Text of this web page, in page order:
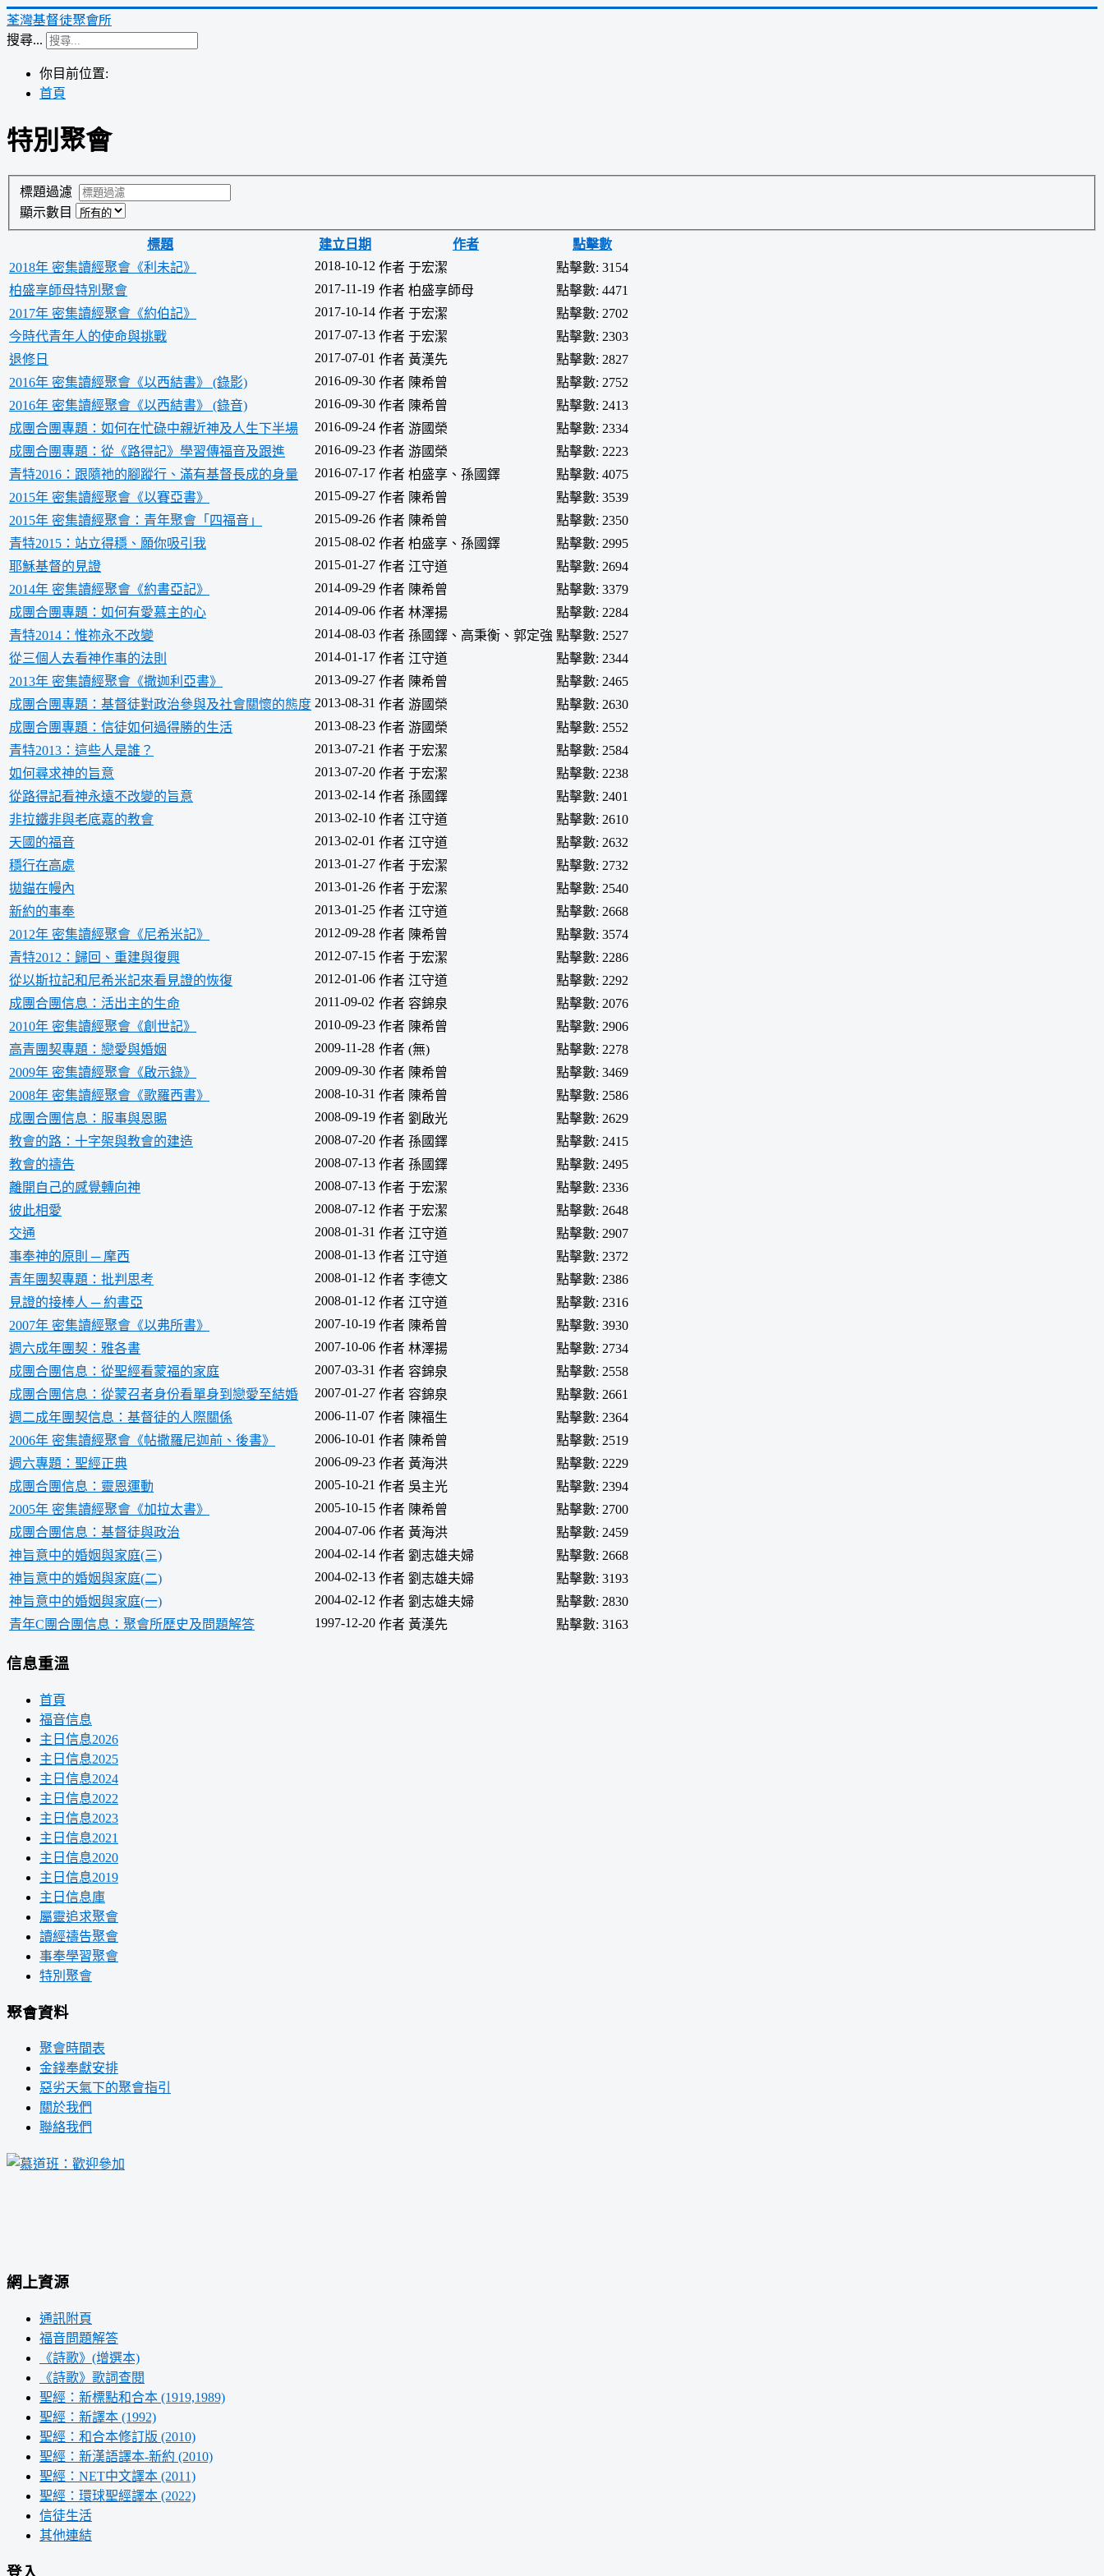
荃灣基督徒聚會所
搜尋...
你目前位置:
首頁
特別聚會
標題過濾
顯示數目
標題 建立日期 作者
點擊數
2018年 密集讀經聚會《利未記》
2018-10-12 作者 于宏潔
點擊數: 3154
柏盛享師母特別聚會
2017-11-19 作者 柏盛享師母
點擊數: 4471
2017年 密集讀經聚會《約伯記》
2017-10-14 作者 于宏潔
點擊數: 2702
今時代青年人的使命與挑戰
2017-07-13 作者 于宏潔
點擊數: 2303
退修日
2017-07-01 作者 黃漢先
點擊數: 2827
2016年 密集讀經聚會《以西結書》 (錄影)
2016-09-30 作者 陳希曾
點擊數: 2752
2016年 密集讀經聚會《以西結書》 (錄音)
2016-09-30 作者 陳希曾
點擊數: 2413
成團合團專題：如何在忙碌中親近神及人生下半場
2016-09-24 作者 游國榮
點擊數: 2334
成團合團專題：從《路得記》學習傳福音及跟進
2016-09-23 作者 游國榮
點擊數: 2223
青特2016：跟隨祂的腳蹤行、滿有基督長成的身量
2016-07-17 作者 柏盛享、孫國鐸
點擊數: 4075
2015年 密集讀經聚會《以賽亞書》
2015-09-27 作者 陳希曾
點擊數: 3539
2015年 密集讀經聚會：青年聚會「四福音」
2015-09-26 作者 陳希曾
點擊數: 2350
青特2015：站立得穩、願你吸引我
2015-08-02 作者 柏盛享、孫國鐸
點擊數: 2995
耶穌基督的見證
2015-01-27 作者 江守道
點擊數: 2694
2014年 密集讀經聚會《約書亞記》
2014-09-29 作者 陳希曾
點擊數: 3379
成團合團專題：如何有愛慕主的心
2014-09-06 作者 林澤揚
點擊數: 2284
青特2014：惟祢永不改變
2014-08-03 作者 孫國鐸、高秉衡、郭定強 點擊數: 2527
從三個人去看神作事的法則
2014-01-17 作者 江守道
點擊數: 2344
2013年 密集讀經聚會《撒迦利亞書》
2013-09-27 作者 陳希曾
點擊數: 2465
成團合團專題：基督徒對政治參與及社會關懷的態度 2013-08-31 作者 游國榮
點擊數: 2630
成團合團專題：信徒如何過得勝的生活
2013-08-23 作者 游國榮
點擊數: 2552
青特2013：這些人是誰？
2013-07-21 作者 于宏潔
點擊數: 2584
如何尋求神的旨意
2013-07-20 作者 于宏潔
點擊數: 2238
從路得記看神永遠不改變的旨意
2013-02-14 作者 孫國鐸
點擊數: 2401
非拉鐵非與老底嘉的教會
2013-02-10 作者 江守道
點擊數: 2610
天國的福音
2013-02-01 作者 江守道
點擊數: 2632
穩行在高處
2013-01-27 作者 于宏潔
點擊數: 2732
拋錨在幔內
2013-01-26 作者 于宏潔
點擊數: 2540
新約的事奉
2013-01-25 作者 江守道
點擊數: 2668
2012年 密集讀經聚會《尼希米記》
2012-09-28 作者 陳希曾
點擊數: 3574
青特2012：歸回、重建與復興
2012-07-15 作者 于宏潔
點擊數: 2286
從以斯拉記和尼希米記來看見證的恢復
2012-01-06 作者 江守道
點擊數: 2292
成團合團信息：活出主的生命
2011-09-02 作者 容錦泉
點擊數: 2076
2010年 密集讀經聚會《創世記》
2010-09-23 作者 陳希曾
點擊數: 2906
高青團契專題：戀愛與婚姻
2009-11-28 作者 (無)
點擊數: 2278
2009年 密集讀經聚會《啟示錄》
2009-09-30 作者 陳希曾
點擊數: 3469
2008年 密集讀經聚會《歌羅西書》
2008-10-31 作者 陳希曾
點擊數: 2586
成團合團信息：服事與恩賜
2008-09-19 作者 劉啟光
點擊數: 2629
教會的路：十字架與教會的建造
2008-07-20 作者 孫國鐸
點擊數: 2415
教會的禱告
2008-07-13 作者 孫國鐸
點擊數: 2495
離開自己的感覺轉向神
2008-07-13 作者 于宏潔
點擊數: 2336
彼此相愛
2008-07-12 作者 于宏潔
點擊數: 2648
交通
2008-01-31 作者 江守道
點擊數: 2907
事奉神的原則 ─ 摩西
2008-01-13 作者 江守道
點擊數: 2372
青年團契專題：批判思考
2008-01-12 作者 李德文
點擊數: 2386
見證的接棒人 ─ 約書亞
2008-01-12 作者 江守道
點擊數: 2316
2007年 密集讀經聚會《以弗所書》
2007-10-19 作者 陳希曾
點擊數: 3930
週六成年團契：雅各書
2007-10-06 作者 林澤揚
點擊數: 2734
成團合團信息：從聖經看蒙福的家庭
2007-03-31 作者 容錦泉
點擊數: 2558
成團合團信息：從蒙召者身份看單身到戀愛至結婚
2007-01-27 作者 容錦泉
點擊數: 2661
週二成年團契信息：基督徒的人際關係
2006-11-07 作者 陳福生
點擊數: 2364
2006年 密集讀經聚會《帖撒羅尼迦前、後書》
2006-10-01 作者 陳希曾
點擊數: 2519
週六專題：聖經正典
2006-09-23 作者 黃海洪
點擊數: 2229
成團合團信息：靈恩運動
2005-10-21 作者 吳主光
點擊數: 2394
2005年 密集讀經聚會《加拉太書》
2005-10-15 作者 陳希曾
點擊數: 2700
成團合團信息：基督徒與政治
2004-07-06 作者 黃海洪
點擊數: 2459
神旨意中的婚姻與家庭(三)
2004-02-14 作者 劉志雄夫婦
點擊數: 2668
神旨意中的婚姻與家庭(二)
2004-02-13 作者 劉志雄夫婦
點擊數: 3193
神旨意中的婚姻與家庭(一)
2004-02-12 作者 劉志雄夫婦
點擊數: 2830
青年C團合團信息：聚會所歷史及問題解答
1997-12-20 作者 黃漢先 點擊數: 3163
信息重溫
首頁
福音信息
主日信息2026
主日信息2025
主日信息2024
主日信息2022
主日信息2023
主日信息2021
主日信息2020
主日信息2019
主日信息庫
屬靈追求聚會
讀經禱告聚會
事奉學習聚會
特別聚會
聚會資料
聚會時間表
金錢奉獻安排
惡劣天氣下的聚會指引
關於我們
聯絡我們
網上資源
通訊附頁
福音問題解答
《詩歌》(增選本)
《詩歌》歌詞查閱
聖經：新標點和合本 (1919,1989)
聖經：新譯本 (1992)
聖經：和合本修訂版 (2010)
聖經：新漢語譯本-新約 (2010)
聖經：NET中文譯本 (2011)
聖經：環球聖經譯本 (2022)
信徒生活
其他連結
登入